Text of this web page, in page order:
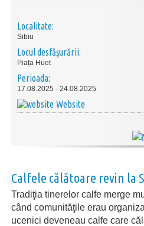
Localitate:
Sibiu
Locul desfăşurării:
Piața Huet
Perioada:
17.08.2025 - 24.08.2025
Website
Calfele călătoare revin la
Tradiţia tinerelor calfe merge
când comunităţile erau
ucenici deveneau calfe care